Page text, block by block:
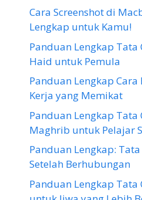
Cara Screenshot di
Lengkap untuk Kamu!
Panduan Lengkap
Haid untuk Pemula
Panduan Lengkap Cara
Kerja yang Memikat
Panduan Lengkap Tata
Maghrib untuk Pelajar
Panduan Lengkap:
Setelah Berhubungan
Panduan Lengkap